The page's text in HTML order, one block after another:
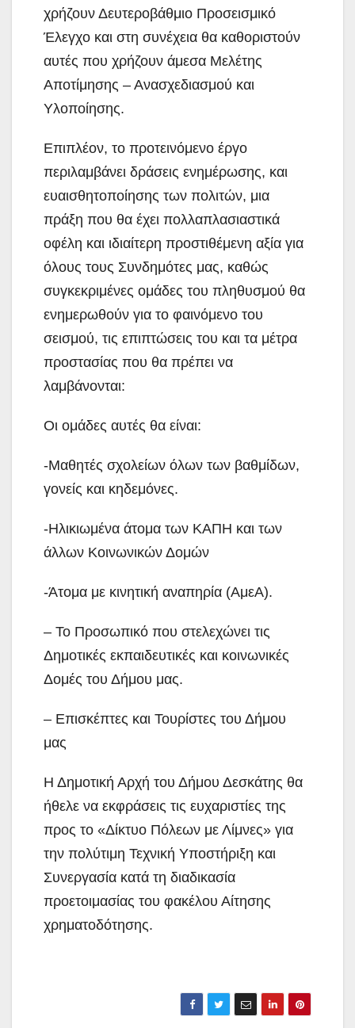
χρήζουν Δευτεροβάθμιο Προσεισμικό
Έλεγχο και στη συνέχεια θα καθοριστούν
αυτές που χρήζουν άμεσα Μελέτης
Αποτίμησης – Ανασχεδιασμού και
Υλοποίησης.
Επιπλέον, το προτεινόμενο έργο
περιλαμβάνει δράσεις ενημέρωσης, και
ευαισθητοποίησης των πολιτών, μια
πράξη που θα έχει πολλαπλασιαστικά
οφέλη και ιδιαίτερη προστιθέμενη αξία για
όλους τους Συνδημότες μας, καθώς
συγκεκριμένες ομάδες του πληθυσμού θα
ενημερωθούν για το φαινόμενο του
σεισμού, τις επιπτώσεις του και τα μέτρα
προστασίας που θα πρέπει να
λαμβάνονται:
Οι ομάδες αυτές θα είναι:
-Μαθητές σχολείων όλων των βαθμίδων,
γονείς και κηδεμόνες.
-Ηλικιωμένα άτομα των ΚΑΠΗ και των
άλλων Κοινωνικών Δομών
-Άτομα με κινητική αναπηρία (ΑμεΑ).
– Το Προσωπικό που στελεχώνει τις
Δημοτικές εκπαιδευτικές και κοινωνικές
Δομές του Δήμου μας.
– Επισκέπτες και Τουρίστες του Δήμου
μας
Η Δημοτική Αρχή του Δήμου Δεσκάτης θα
ήθελε να εκφράσεις τις ευχαριστίες της
προς το «Δίκτυο Πόλεων με Λίμνες» για
την πολύτιμη Τεχνική Υποστήριξη και
Συνεργασία κατά τη διαδικασία
προετοιμασίας του φακέλου Αίτησης
χρηματοδότησης.